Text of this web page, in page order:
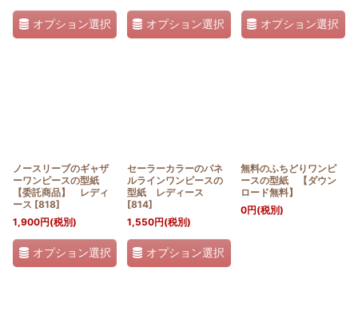
オプション選択 オプション選択 オプション選択
ノースリーブのギャザ
ーワンピースの型紙
【委託商品】 レディ
ース [818]
1,900円(税別)
オプション選択
セーラーカラーのパネ
ルラインワンピースの
型紙 レディース
[814]
1,550円(税別)
オプション選択
無料のふちどりワンピ
ースの型紙 【ダウン
ロード無料】
0円(税別)